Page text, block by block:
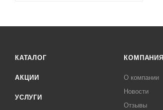
КАТАЛОГ
АКЦИИ
УСЛУГИ
КОМПАНИЯ
О компании
Новости
Отзывы